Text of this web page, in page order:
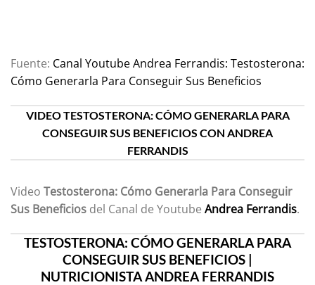
Fuente: Canal Youtube Andrea Ferrandis: Testosterona:
Cómo Generarla Para Conseguir Sus Beneficios
VIDEO TESTOSTERONA: CÓMO GENERARLA PARA
CONSEGUIR SUS BENEFICIOS CON ANDREA
FERRANDIS
Video Testosterona: Cómo Generarla Para Conseguir
Sus Beneficios del Canal de Youtube Andrea Ferrandis.
TESTOSTERONA: CÓMO GENERARLA PARA
CONSEGUIR SUS BENEFICIOS |
NUTRICIONISTA ANDREA FERRANDIS